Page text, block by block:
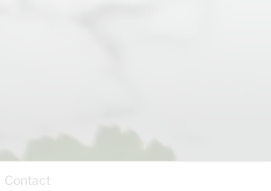
Contact